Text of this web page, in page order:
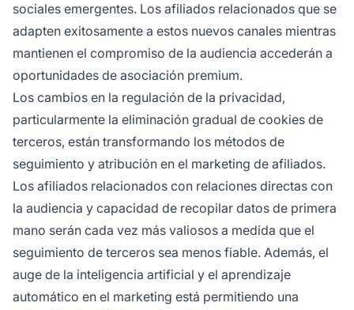
sociales emergentes. Los afiliados relacionados que se
adapten exitosamente a estos nuevos canales mientras
mantienen el compromiso de la audiencia accederán a
oportunidades de asociación premium.
Los cambios en la regulación de la privacidad,
particularmente la eliminación gradual de cookies de
terceros, están transformando los métodos de
seguimiento y atribución en el marketing de afiliados.
Los afiliados relacionados con relaciones directas con
la audiencia y capacidad de recopilar datos de primera
mano serán cada vez más valiosos a medida que el
seguimiento de terceros sea menos fiable. Además, el
auge de la inteligencia artificial y el aprendizaje
automático en el marketing está permitiendo una